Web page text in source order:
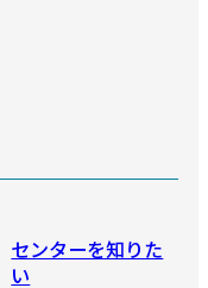
センターを知りた
い